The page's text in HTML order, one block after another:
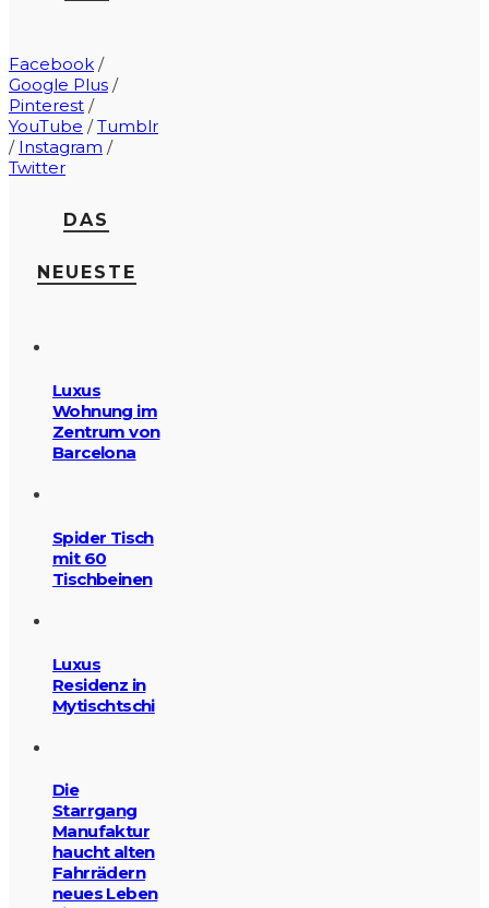
Facebook /
Google Plus /
Pinterest /
YouTube /Tumblr
/ Instagram /
Twitter
DAS
NEUESTE
Luxus
Wohnung im
Zentrum von
Barcelona
Spider Tisch
mit 60
Tischbeinen
Luxus
Residenz in
Mytischtschi
Die
Starrgang
Manufaktur
haucht alten
Fahrrädern
neues Leben